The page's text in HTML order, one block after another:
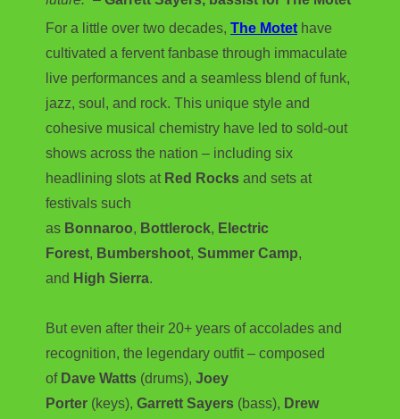
For a little over two decades, The Motet have
cultivated a fervent fanbase through immaculate
live performances and a seamless blend of funk,
jazz, soul, and rock. This unique style and
cohesive musical chemistry have led to sold-out
shows across the nation – including six
headlining slots at Red Rocks and sets at
festivals such
as Bonnaroo, Bottlerock, Electric
Forest, Bumbershoot, Summer Camp,
and High Sierra.
But even after their 20+ years of accolades and
recognition, the legendary outfit – composed
of Dave Watts (drums), Joey
Porter (keys), Garrett Sayers (bass), Drew